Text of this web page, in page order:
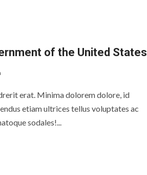
of the United States
erat. Minima dolorem dolore, id
etiam ultrices tellus voluptates ac
sodales!...